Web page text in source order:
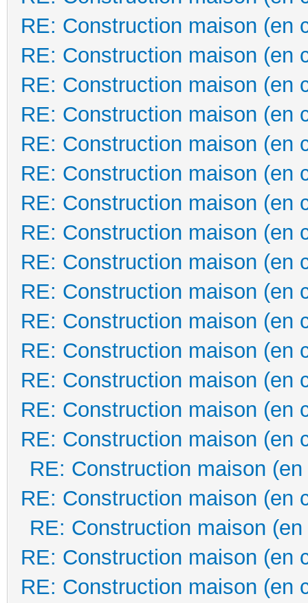
RE: Construction maison (en
RE: Construction maison (en
RE: Construction maison (en
RE: Construction maison (en
RE: Construction maison (en
RE: Construction maison (en
RE: Construction maison (en
RE: Construction maison (en
RE: Construction maison (en
RE: Construction maison (en
RE: Construction maison (en
RE: Construction maison (en
RE: Construction maison (en
RE: Construction maison (en
RE: Construction maison (en
RE: Construction maison
RE: Construction maison (en
RE: Construction maison
RE: Construction maison (en
RE: Construction maison (en